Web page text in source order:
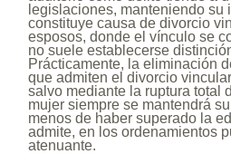
legislaciones, manteniendo
constituye causa de divorcio
esposos, donde el vínculo se
no suele establecerse
Prácticamente, la eliminación
que admiten el divorcio
salvo mediante la ruptura total
mujer siempre se mantendrá
menos de haber superado la
admite, en los ordenamientos
atenuante.